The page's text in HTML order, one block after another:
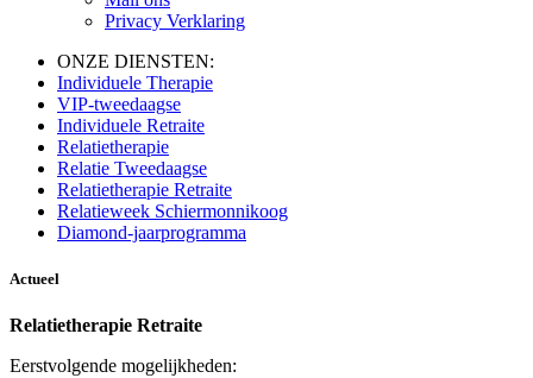
Privacy Verklaring
ONZE DIENSTEN:
Individuele Therapie
VIP-tweedaagse
Individuele Retraite
Relatietherapie
Relatie Tweedaagse
Relatietherapie Retraite
Relatieweek Schiermonnikoog
Diamond-jaarprogramma
Actueel
Relatietherapie Retraite
Eerstvolgende mogelijkheden: